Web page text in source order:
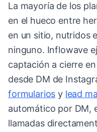
La mayoría de los
en el hueco entre
en un sitio, nutridos
ninguno. Inflowave
captación a cierre
desde DM de
formularios y lead
automático por DM,
llamadas